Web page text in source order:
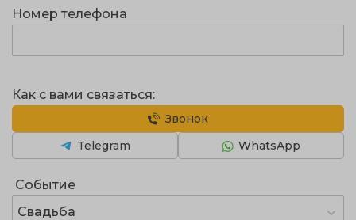
Номер телефона
Событие
Свадьба
Как с вами связаться:
Звонок
WhatsApp
Telegram